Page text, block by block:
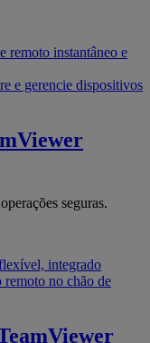
remoto instantâneo e
e gerencie dispositivos
seguras.
integrado
remoto no chão de